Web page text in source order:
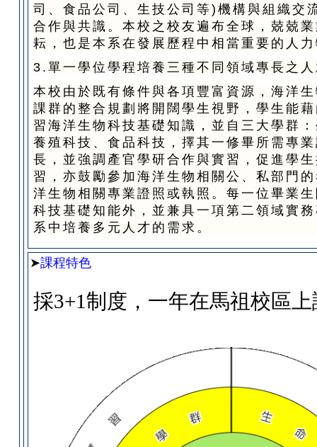
司、食品公司、生技公司等)機構與組織交
合作與共識。本校之校友遍布全球，兢兢
耘，也是本系在發展歷程中相當重要的人
3.單一學位學程培養三種不同領域專長之
本校由於既有條件與各項豐富資源，海洋
課群的整合規劃將開闊學生視野，學生能
習海洋生物科技基礎知識，並自三大學群
養殖科技、食品科技，擇其一修畢所需專
長，並強調產官學研合作與實習，促進學
習，亦鼓勵參加海洋生物相關公、私部門
洋生物相關專業證照或執照。每一位畢業
科技基礎知能外，並兼具一項第二領域實
系中培養多元人才的需求。
➤課程特色
採3+1制度，一年在馬祖校區上